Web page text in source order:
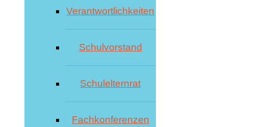
Verantwortlichkeiten
Schulvorstand
Schulelternrat
Fachkonferenzen